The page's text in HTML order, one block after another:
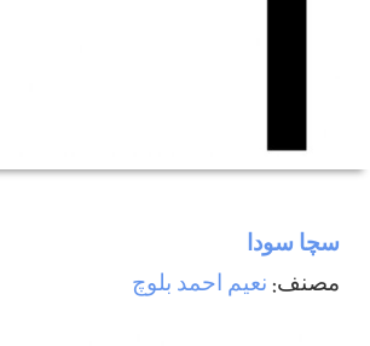
سچا سودا
مصنف: نعیم احمد بلوچ